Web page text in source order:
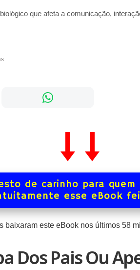
que afeta a comunicação,
de carinho para quem
esse eBook
baixaram este eBook nos últimos 58
Dos Pais Ou